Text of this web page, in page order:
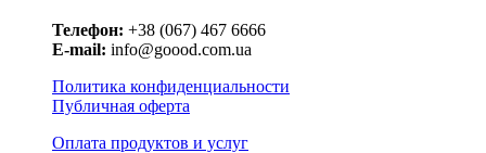
Телефон: +38 (067) 467 6666
E-mail: info@goood.com.ua
Политика конфиденциальности
Публичная оферта
Оплата продуктов и услуг